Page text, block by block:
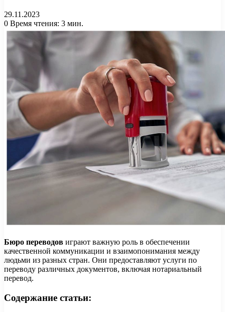
29.11.2023
0 Время чтения: 3 мин.
Бюро переводов играют важную роль в обеспечении
качественной коммуникации и взаимопонимания между
людьми из разных стран. Они предоставляют услуги по
переводу различных документов, включая нотариальный
перевод.
Содержание статьи: